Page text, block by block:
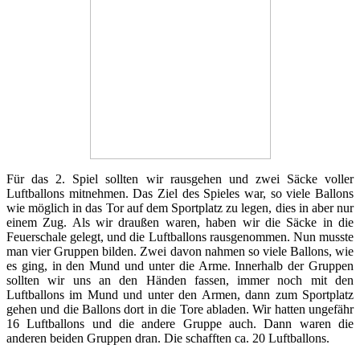
Für das 2. Spiel sollten wir rausgehen und zwei Säcke voller
Luftballons mitnehmen. Das Ziel des Spieles war, so viele Ballons
wie möglich in das Tor auf dem Sportplatz zu legen, dies in aber nur
einem Zug. Als wir draußen waren, haben wir die Säcke in die
Feuerschale gelegt, und die Luftballons rausgenommen. Nun musste
man vier Gruppen bilden. Zwei davon nahmen so viele Ballons, wie
es ging, in den Mund und unter die Arme. Innerhalb der Gruppen
sollten wir uns an den Händen fassen, immer noch mit den
Luftballons im Mund und unter den Armen, dann zum Sportplatz
gehen und die Ballons dort in die Tore abladen. Wir hatten ungefähr
16 Luftballons und die andere Gruppe auch. Dann waren die
anderen beiden Gruppen dran. Die schafften ca. 20 Luftballons.